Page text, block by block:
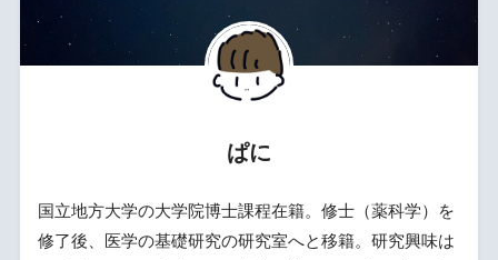
ぱに
国立地方大学の大学院博士課程在籍。修士（薬科学）を
修了後、医学の基礎研究の研究室へと移籍。研究興味は